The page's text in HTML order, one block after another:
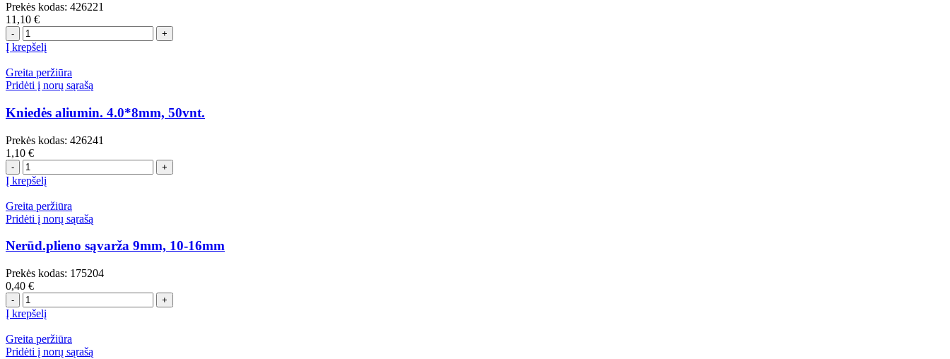
Prekės kodas: 426221
11,10 €
produkto
kiekis:
Kabių
kalimo
įrankis
Profi
4-
14mm
Į krepšelį
Greita peržiūra
Pridėti į norų sąrašą
Kniedės aliumin. 4.0*8mm, 50vnt.
Prekės kodas: 426241
1,10 €
produkto
kiekis:
Kniedės
aliumin.
4.0*8mm,
50vnt.
Į krepšelį
Greita peržiūra
Pridėti į norų sąrašą
Nerūd.plieno sąvarža 9mm, 10-16mm
Prekės kodas: 175204
0,40 €
produkto
kiekis:
Nerūd.plieno
sąvarža
9mm,
Į krepšelį
Greita peržiūra
Pridėti į norų sąrašą